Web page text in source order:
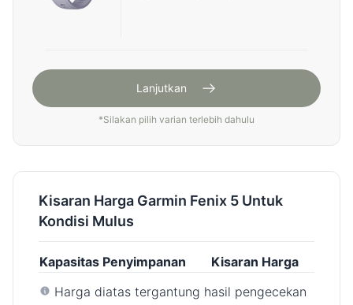
Lanjutkan
*Silakan pilih varian terlebih dahulu
Kisaran Harga Garmin Fenix 5 Untuk
Kondisi Mulus
Kapasitas Penyimpanan
Kisaran Harga
Harga diatas tergantung hasil pengecekan